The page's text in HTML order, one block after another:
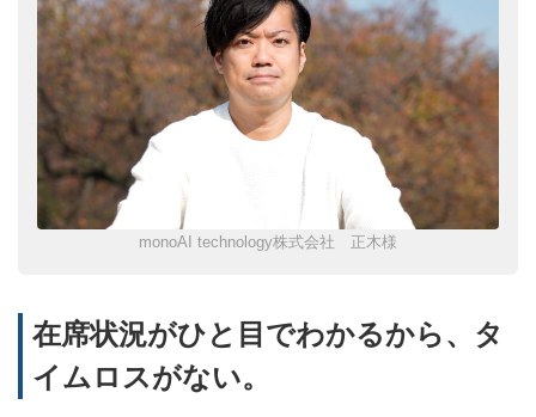
monoAI technology株式会社 正木様
在席状況がひと目でわかるから、タ
イムロスがない。